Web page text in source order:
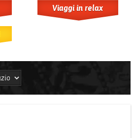
Viaggi in relax